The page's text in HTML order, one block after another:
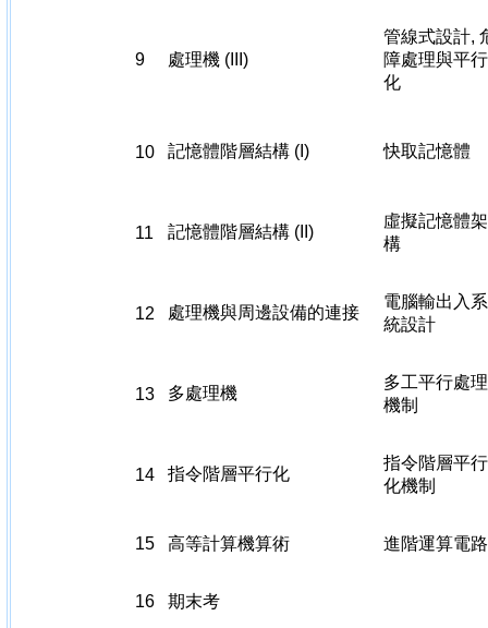
9 處理機 (III)
管線式設計,
障處理與平行
化
10 記憶體階層結構 (I) 快取記憶體
11 記憶體階層結構 (II)
虛擬記憶體架
構
12 處理機與周邊設備的連接
電腦輸出入系
統設計
13 多處理機
多工平行處理
機制
14 指令階層平行化
指令階層平行
化機制
15 高等計算機算術 進階運算電路
16 期末考